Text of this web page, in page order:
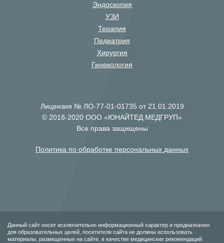
Эндоскопия
УЗИ
Терапия
Педиатрия
Хирургия
Гинекология
Лицензия № ЛО-77-01-01735 от 21.01.2019
© 2018-2020 ООО «ЮНАЙТЕД МЕДГРУП»
Все права защищены
Политика по обработке персональных данных
Данный сайт носит исключительно информационный характер и предназначен
для образовательных целей, посетители сайта не должны использовать
материалы, размещенные на сайте, в качестве медицинских рекомендаций.